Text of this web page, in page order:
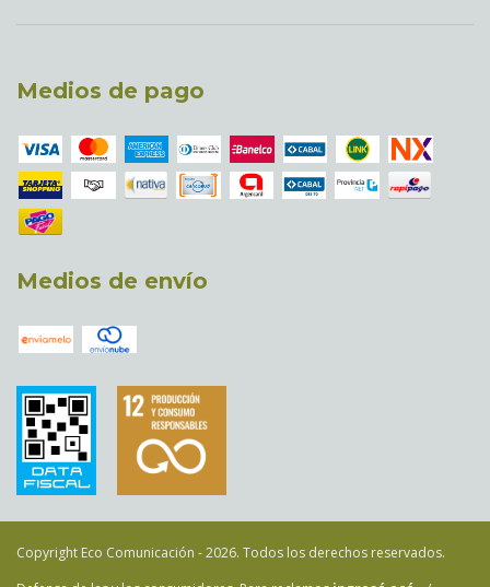
Medios de pago
Medios de envío
Copyright Eco Comunicación - 2026. Todos los derechos reservados.